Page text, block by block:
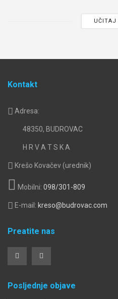
UČITAJ
Kontakt
Adresa:
48350, BUDROVAC
H R V A T S K A
Krešo Kovačev (urednik)
Mobilni: 098/301-809
E-mail: kreso@budrovac.com
Preatite nas
Posljednje objave